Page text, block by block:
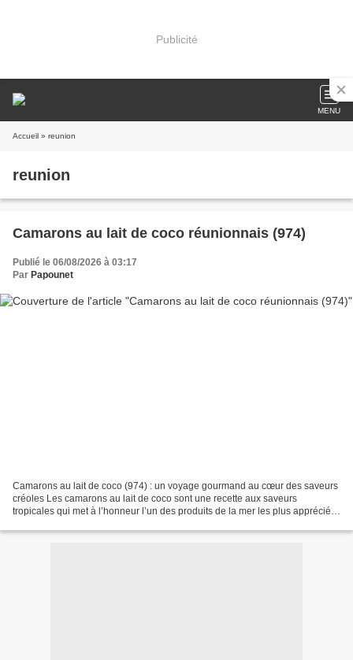
Publicité
MENU
Accueil » reunion
reunion
Camarons au lait de coco réunionnais (974)
Publié le 06/08/2026 à 03:17
Par Papounet
Camarons au lait de coco (974) : un voyage gourmand au cœur des saveurs
créoles Les camarons au lait de coco sont une recette aux saveurs
tropicales qui met à l’honneur l’un des produits de la mer les plus appréciés